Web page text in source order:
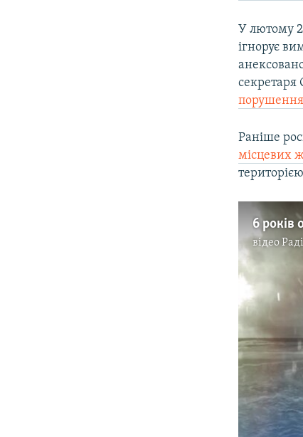
У лютому
ігнорує
секретаря
порушення
Раніше
місцевих
територією
6 років
відео